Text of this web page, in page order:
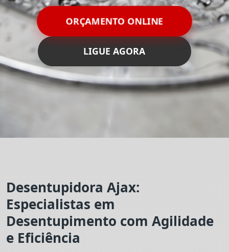
ORÇAMENTO ONLINE
LIGUE AGORA
Desentupidora Ajax:
Especialistas em
Desentupimento com Agilidade
e Eficiência